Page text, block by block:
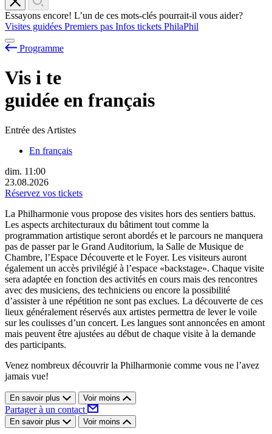
Essayons encore! L’un de ces mots-clés pourrait-il vous aider?
Visites guidées Premiers pas Infos tickets PhilaPhil
Programme
Vis i te
guidée en français
Entrée des Artistes
En français
dim. 11:00
23.08.2026
Réservez vos tickets
La Philharmonie vous propose des visites hors des sentiers battus.
Les aspects architecturaux du bâtiment tout comme la
programmation artistique seront abordés et le parcours ne manquera
pas de passer par le Grand Auditorium, la Salle de Musique de
Chambre, l’Espace Découverte et le Foyer. Les visiteurs auront
également un accès privilégié à l’espace «backstage». Chaque visite
sera adaptée en fonction des activités en cours mais des rencontres
avec des musiciens, des techniciens ou encore la possibilité
d’assister à une répétition ne sont pas exclues. La découverte de ces
lieux généralement réservés aux artistes permettra de lever le voile
sur les coulisses d’un concert. Les langues sont annoncées en amont
mais peuvent être ajustées au début de chaque visite à la demande
des participants.
Venez nombreux découvrir la Philharmonie comme vous ne l’avez
jamais vue!
En savoir plus Voir moins
Partager à un contact
En savoir plus Voir moins